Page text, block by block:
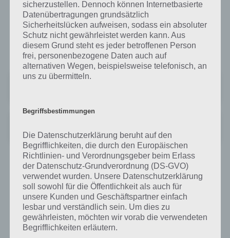
Auch die MonsterDealz App bietet Push Benachrichtigungen und ein
angenehmes Design an. Auch hier gibt es Such- und Filterfunktionen,
sodass man die Schnäppchen angezeigt bekommt, die einem auch
wirklich interessieren. Außerdem sagen die Entwickler, wofür die
ganzen Berechtigungen erforderlich sind.
MonsterDealz – Schnäppchen App
Preis:Kostenlos
Mein-Deal.com: Die App zur Website
Mit 4,6 Sternen kommt die Mein-Deal App bei Android sehr gut an.
Auch hier gibt es wieder Push Benachrichtigungen, eine einfache
Bedienung und natürlich können auch Kommentare abgegeben
werden. Zudem kann der User sagen, ob der Deal bzw. Schnäppchen
heiß ist oder nicht. Die Schnäppchen App gibt es bei Google Play und
sicherzustellen. Dennoch können Internetbasierte
Datenübertragungen grundsätzlich
Sicherheitslücken aufweisen, sodass ein absoluter
Schutz nicht gewährleistet werden kann. Aus
diesem Grund steht es jeder betroffenen Person
frei, personenbezogene Daten auch auf
alternativen Wegen, beispielsweise telefonisch, an
uns zu übermitteln.
Begriffsbestimmungen
Die Datenschutzerklärung beruht auf den
Begrifflichkeiten, die durch den Europäischen
Richtlinien- und Verordnungsgeber beim Erlass
der Datenschutz-Grundverordnung (DS-GVO)
verwendet wurden. Unsere Datenschutzerklärung
soll sowohl für die Öffentlichkeit als auch für
unsere Kunden und Geschäftspartner einfach
lesbar und verständlich sein. Um dies zu
gewährleisten, möchten wir vorab die verwendeten
Begrifflichkeiten erläutern.